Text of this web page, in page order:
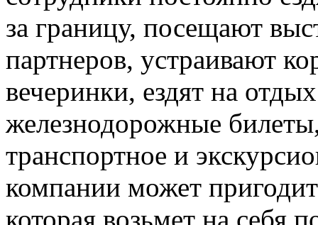
за границу, посещают
партнеров, устраивают
вечеринки, ездят на
железнодорожные
транспортное и
компании может